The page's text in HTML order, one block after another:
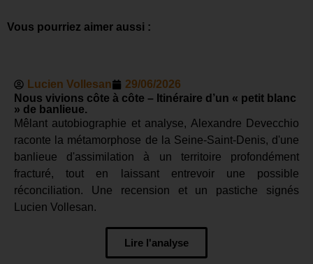
Vous pourriez aimer aussi :
Lucien Vollesan
29/06/2026
Nous vivions côte à côte – Itinéraire d’un « petit blanc
» de banlieue.
Mêlant autobiographie et analyse, Alexandre Devecchio
raconte la métamorphose de la Seine-Saint-Denis, d'une
banlieue d'assimilation à un territoire profondément
fracturé, tout en laissant entrevoir une possible
réconciliation. Une recension et un pastiche signés
Lucien Vollesan.
Lire l'analyse